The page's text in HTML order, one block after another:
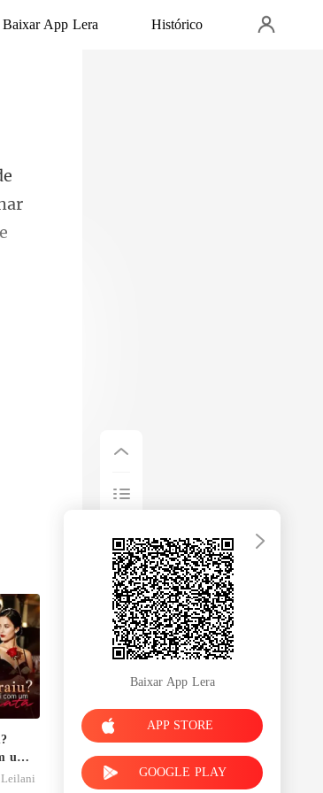
Baixar App Lera Histórico
um
Baixar App Lera
APP STORE
GOOGLE PLAY